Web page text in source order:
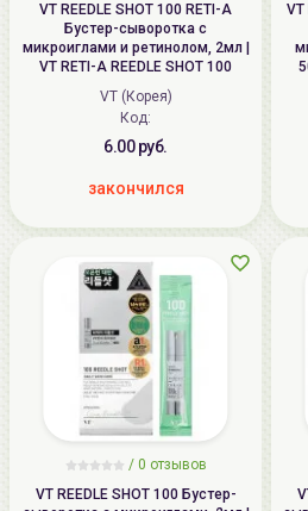
VT REEDLE SHOT 100 RETI-A
Бустер-сыворотка с
микроиглами и ретинолом, 2мл |
VT RETI-A REEDLE SHOT 100
VT (Корея)
Код:
6.00 руб.
закончился
VT
/ 0 отзывов
VT REEDLE SHOT 100 Бустер-